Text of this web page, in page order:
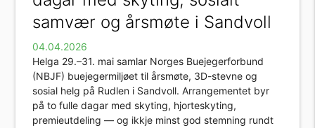
samvær og årsmøte i Sandvoll
04.04.2026
Helga 29.–31. mai samlar Norges Buejegerforbund
(NBJF) buejegermiljøet til årsmøte, 3D-stevne og
sosial helg på Rudlen i Sandvoll. Arrangementet byr
på to fulle dagar med skyting, hjorteskyting,
premieutdeling — og ikkje minst god stemning rundt